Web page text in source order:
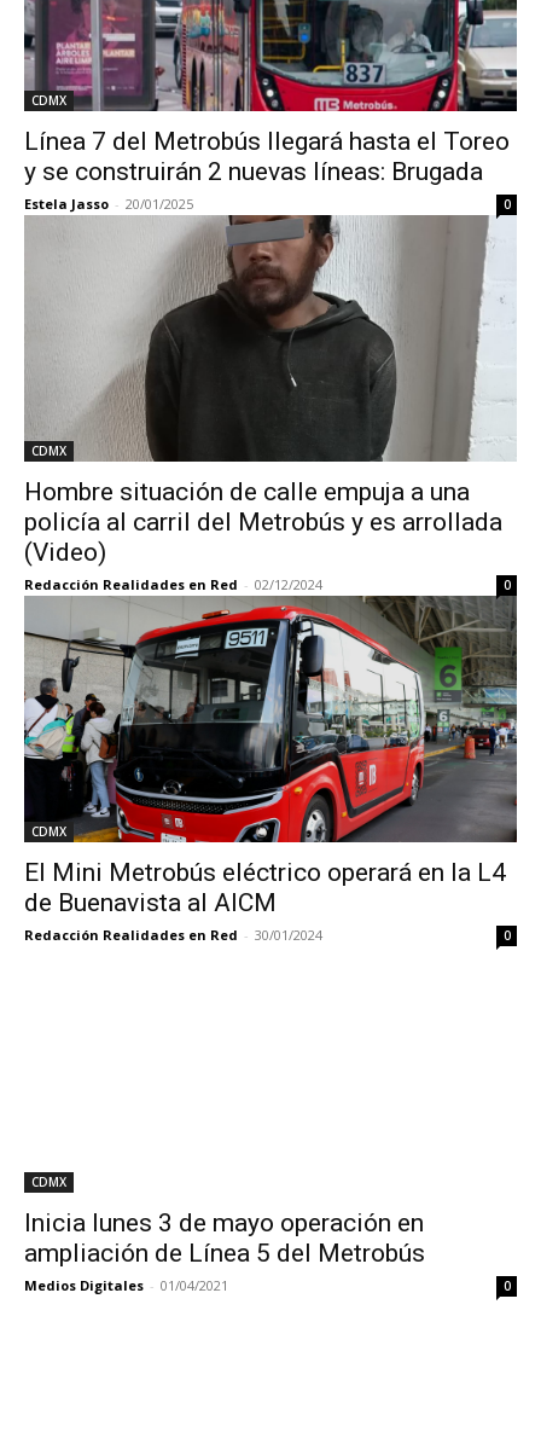
CDMX
Línea 7 del Metrobús llegará hasta el Toreo
y se construirán 2 nuevas líneas: Brugada
Estela Jasso - 20/01/2025 0
CDMX
Hombre situación de calle empuja a una
policía al carril del Metrobús y es arrollada
(Video)
Redacción Realidades en Red - 02/12/2024 0
CDMX
El Mini Metrobús eléctrico operará en la L4
de Buenavista al AICM
Redacción Realidades en Red - 30/01/2024 0
CDMX
Inicia lunes 3 de mayo operación en
ampliación de Línea 5 del Metrobús
Medios Digitales - 01/04/2021 0